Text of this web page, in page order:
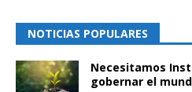
NOTICIAS POPULARES
Necesitamos
gobernar el